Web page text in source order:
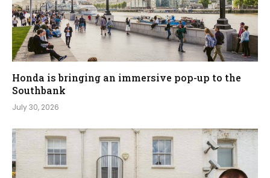
Honda is bringing an immersive pop-up to the
Southbank
July 30, 2026